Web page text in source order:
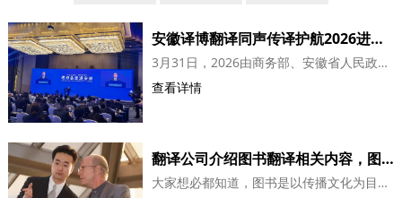
安徽译博翻译同声传译护航2026进博会走进安徽
3月31日，2026由商务部、安徽省人民政府共同主办的“深化引进来 服务双循环” —— 进博会走进安徽活动在合肥圆满举办。作为商务部、安徽省政府主办的高规格开放盛会，本次活动吸引 88 家世界 500 强及行业龙头，与安徽省300余家单位开展了精准对接，共探合作新机遇。出席此次会议的有安徽省委书记、省人大常委会主任梁言顺...
查看详情
翻译公司介绍图书翻译相关内容，图书翻译报价
大家想必都知道，图书是以传播文化为目的，以文字或其他信息符号记录于一定形式的材料之上的著作物，是人类思想的产物，也是一种不断发展着的知识传播工具。正因如此，图书翻译工作显得尤为重要。今天，合肥翻译公司就与大家分享一些关于图书翻译服务的内容。在图书翻译服务中，最重要的一环，是投入充足的时间阅读和研究待...